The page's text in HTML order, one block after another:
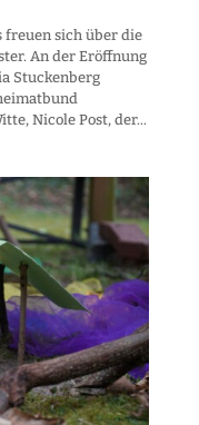
freuen sich über die
An der Eröffnung
Stuckenberg
Nicole Post, der...